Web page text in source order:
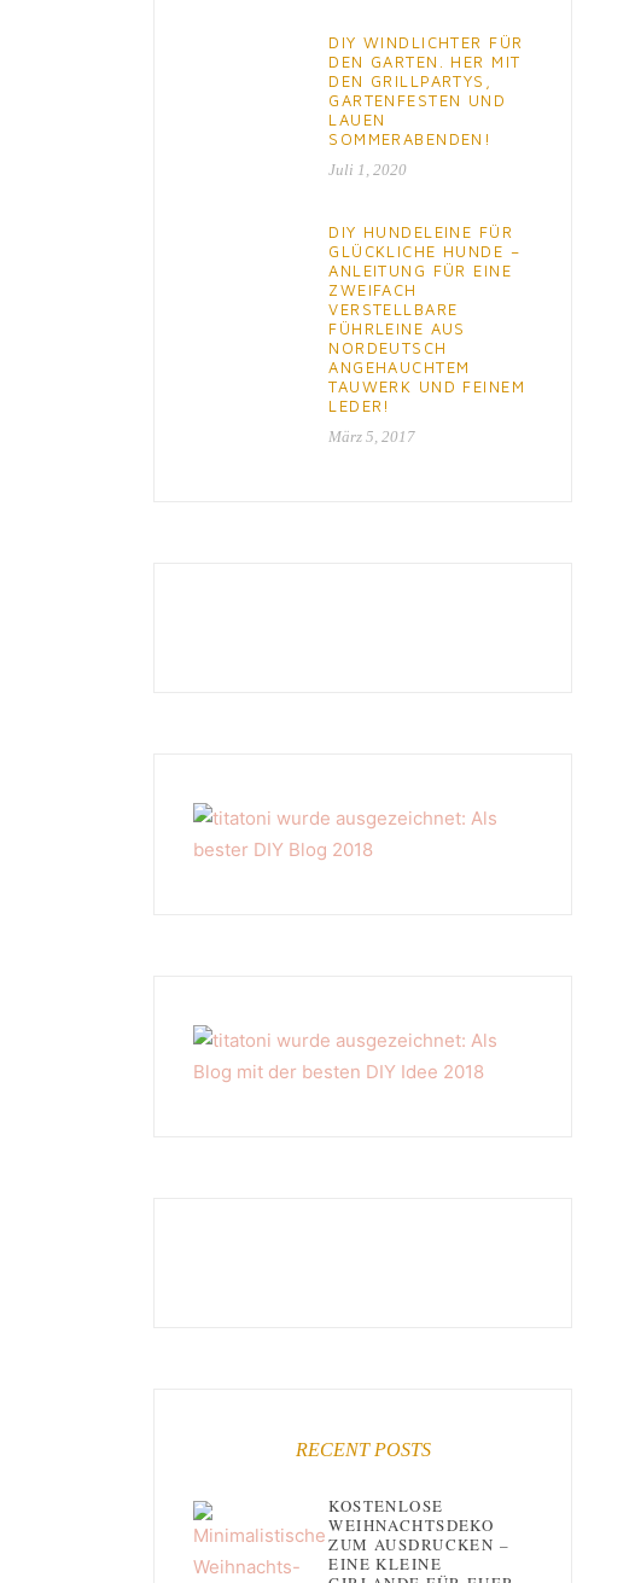
DIY WINDLICHTER FÜR
DEN GARTEN. HER MIT
DEN GRILLPARTYS,
GARTENFESTEN UND
LAUEN
SOMMERABENDEN!
Juli 1, 2020
DIY HUNDELEINE FÜR
GLÜCKLICHE HUNDE –
ANLEITUNG FÜR EINE
ZWEIFACH
VERSTELLBARE
FÜHRLEINE AUS
NORDEUTSCH
ANGEHAUCHTEM
TAUWERK UND FEINEM
LEDER!
März 5, 2017
RECENT POSTS
KOSTENLOSE
WEIHNACHTSDEKO
ZUM AUSDRUCKEN –
EINE KLEINE